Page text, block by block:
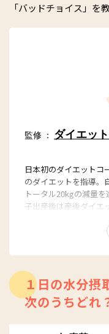
「バッドチョイス」を
監修 ： ダイエッ
日本初のダイエットコ
のダイエットを指導。
トータル20kgの減量
子出産後は産後ダイエ
なく、体力を落とさ
リバウンド率ゼロをキ
最適なダイエット法
る。
著書に『ズボラな人ほ
１日の水分摂
次のうちどれ